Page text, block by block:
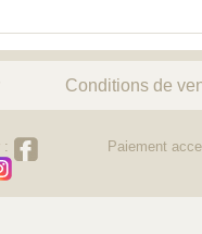
Conditions de
: Paiement